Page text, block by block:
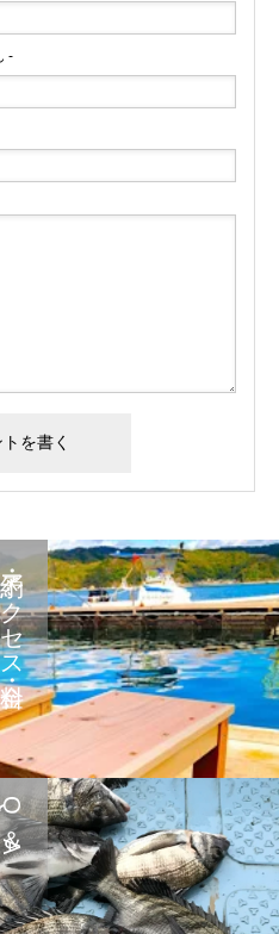
-
予約・アクセス・料金
Q＆A